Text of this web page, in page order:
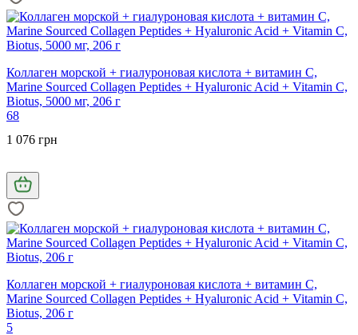
Коллаген морской + гиалуроновая кислота + витамин С,
Marine Sourced Collagen Peptides + Hyaluronic Acid + Vitamin C,
Biotus, 5000 мг, 206 г
68
1 076 грн
Коллаген морской + гиалуроновая кислота + витамин C,
Marine Sourced Collagen Peptides + Hyaluronic Acid + Vitamin C,
Biotus, 206 г
5